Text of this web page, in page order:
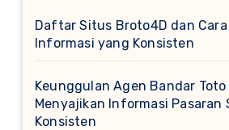
Daftar Situs Broto4D dan Cara
Informasi yang Konsisten
Keunggulan Agen Bandar
Menyajikan Informasi Pasaran
Konsisten